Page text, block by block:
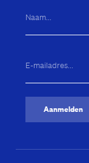
mailadres...
(Vereist)
Aanmelden